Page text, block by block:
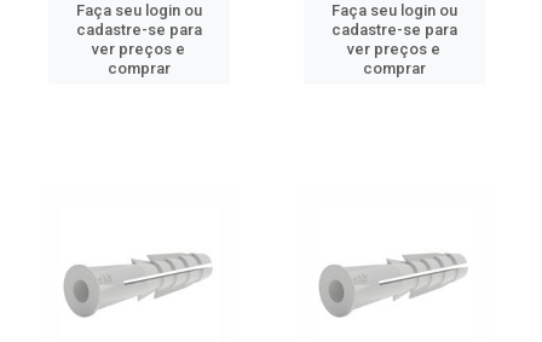
Faça seu login ou
cadastre-se para
ver preços e
comprar
Faça seu login ou
cadastre-se para
ver preços e
comprar